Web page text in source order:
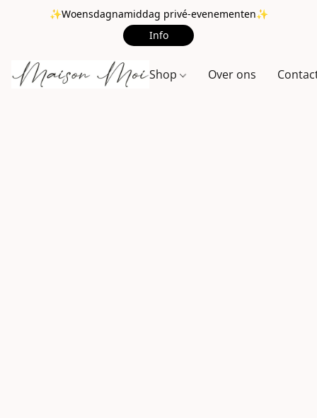
✨Woensdagnamiddag privé-evenementen✨
Info
Shop Over ons